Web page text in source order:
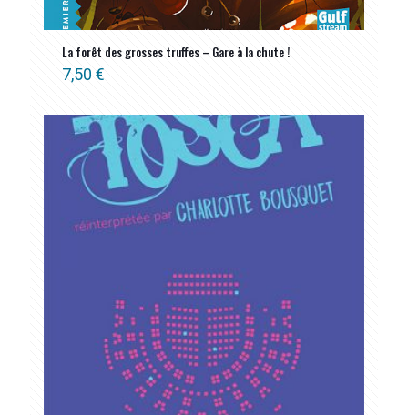
La forêt des grosses truffes – Gare à la chute !
7,50 €